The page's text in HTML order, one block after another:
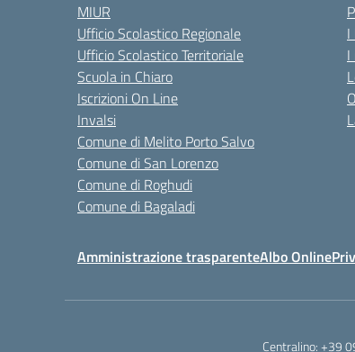
MIUR
Ufficio Scolastico Regionale
Ufficio Scolastico Territoriale
Scuola in Chiaro
Iscrizioni On Line
Invalsi
Comune di Melito Porto Salvo
Comune di San Lorenzo
Comune di Roghudi
Comune di Bagaladi
I
I
Amministrazione trasparenteAlbo Online
Centralino:+39